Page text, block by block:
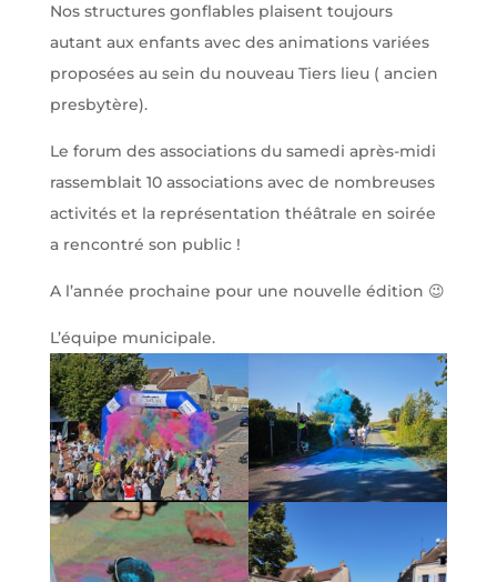
Nos structures gonflables plaisent toujours
autant aux enfants avec des animations variées
proposées au sein du nouveau Tiers lieu ( ancien
presbytère).
Le forum des associations du samedi après-midi
rassemblait 10 associations avec de nombreuses
activités et la représentation théâtrale en soirée
a rencontré son public !
A l’année prochaine pour une nouvelle édition 😉
L’équipe municipale.